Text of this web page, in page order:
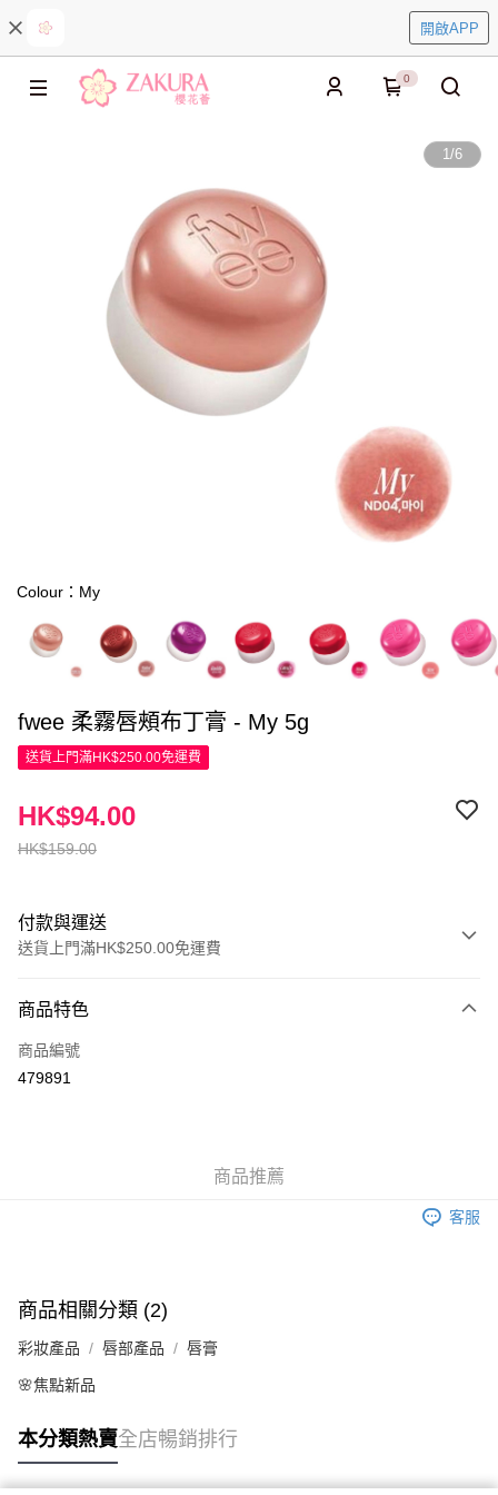
開啟APP
0
1/6
Colour：My
fwee 柔霧唇頰布丁膏 - My 5g
送貨上門滿HK$250.00免運費
HK$159.00
HK$94.00
付款與運送
送貨上門滿HK$250.00免運費
信用卡
Apple Pay
商品特色
商品編號
479891
商品推薦
客服
商品相關分類 (2)
彩妝產品 唇部產品 唇膏
🌸焦點新品
本分類熱賣全店暢銷排行